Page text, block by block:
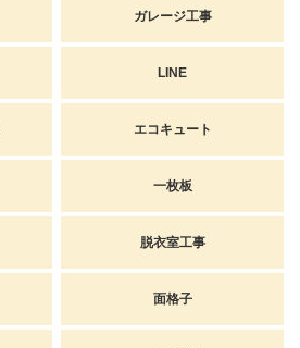
ガレージ工事
LINE
エコキュート
一枚板
脱衣室工事
面格子